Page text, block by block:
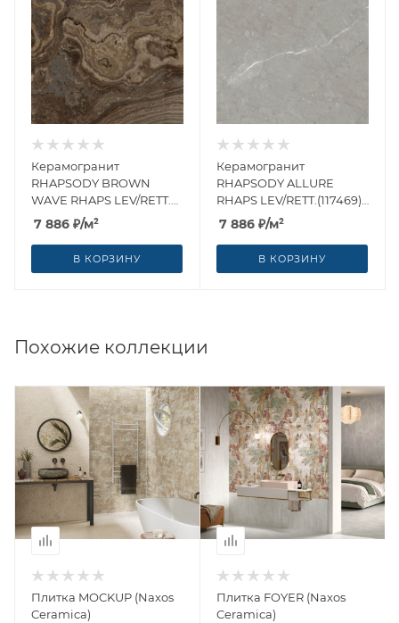
Керамогранит
RHAPSODY BROWN
WAVE RHAPS LEV/RETT.
(117462) 60x60 от Naxos
Ceramica (Италия)
7 886 ₽/м²
В КОРЗИНУ
Керамогранит
RHAPSODY ALLURE
RHAPS LEV/RETT.(117469)
60x60 от Naxos Ceramica
(Италия)
7 886 ₽/м²
В КОРЗИНУ
Похожие коллекции
Плитка MOCKUP (Naxos
Ceramica)
Плитка FOYER (Naxos
Ceramica)